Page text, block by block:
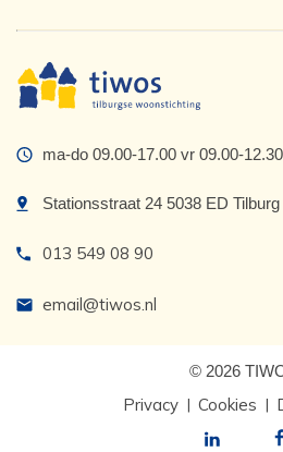
ma-do 09.00-17.00 vr 09.00-12.30
Stationsstraat 24 5038 ED Tilburg
013 549 08 90
email@tiwos.nl
© 2026
Privacy Cookies